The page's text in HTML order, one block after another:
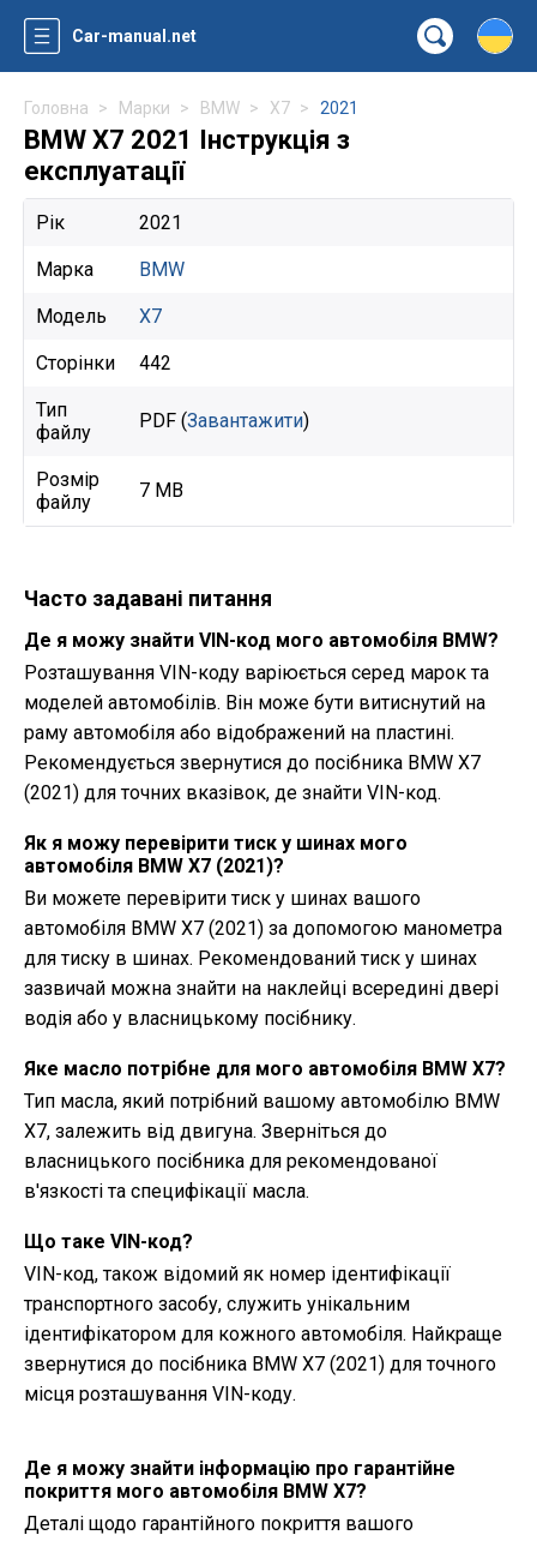
Car-manual.net
Головна Марки BMW X7 2021
BMW X7 2021 Інструкція з
експлуатації
Рік 2021
Марка BMW
Модель X7
Сторінки 442
Тип
файлу
PDF (Завантажити)
Розмір
файлу
7 MB
Часто задавані питання
Де я можу знайти VIN-код мого автомобіля BMW?
Розташування VIN-коду варіюється серед марок та
моделей автомобілів. Він може бути витиснутий на
раму автомобіля або відображений на пластині.
Рекомендується звернутися до посібника BMW X7
(2021) для точних вказівок, де знайти VIN-код.
Як я можу перевірити тиск у шинах мого
автомобіля BMW X7 (2021)?
Ви можете перевірити тиск у шинах вашого
автомобіля BMW X7 (2021) за допомогою манометра
для тиску в шинах. Рекомендований тиск у шинах
зазвичай можна знайти на наклейці всередині двері
водія або у власницькому посібнику.
Яке масло потрібне для мого автомобіля BMW X7?
Тип масла, який потрібний вашому автомобілю BMW
X7, залежить від двигуна. Зверніться до
власницького посібника для рекомендованої
в'язкості та специфікації масла.
Що таке VIN-код?
VIN-код, також відомий як номер ідентифікації
транспортного засобу, служить унікальним
ідентифікатором для кожного автомобіля. Найкраще
звернутися до посібника BMW X7 (2021) для точного
місця розташування VIN-коду.
Де я можу знайти інформацію про гарантійне
покриття мого автомобіля BMW X7?
Деталі щодо гарантійного покриття вашого